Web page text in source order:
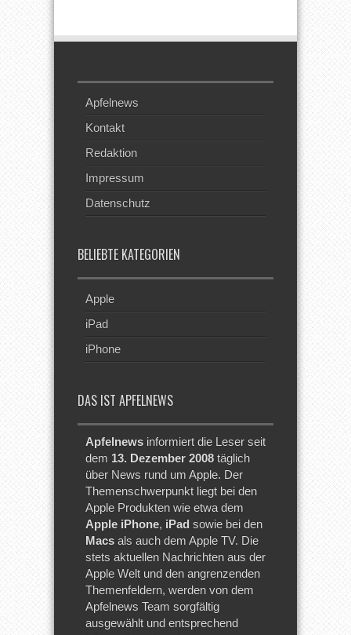
Apfelnews
Kontakt
Redaktion
Impressum
Datenschutz
BELIEBTE KATEGORIEN
Apple
iPad
iPhone
DAS IST APFELNEWS
Apfelnews informiert die Leser seit
dem 13. Dezember 2008 täglich
über News rund um Apple. Der
Themenschwerpunkt liegt bei den
Apple Produkten wie etwa dem
Apple iPhone, iPad sowie bei den
Macs als auch dem Apple TV. Die
stets aktuellen Nachrichten aus der
Apple Welt und den angrenzenden
Themenfeldern, werden von dem
Apfelnews Team sorgfältig
ausgewählt und entsprechend